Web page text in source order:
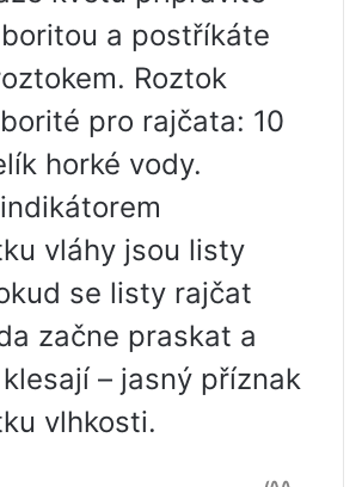
a postříkáte
Roztok
pro rajčata: 10
horké vody.
vláhy jsou listy
se listy rajčat
začne praskat a
– jasný příznak
vlhkosti.